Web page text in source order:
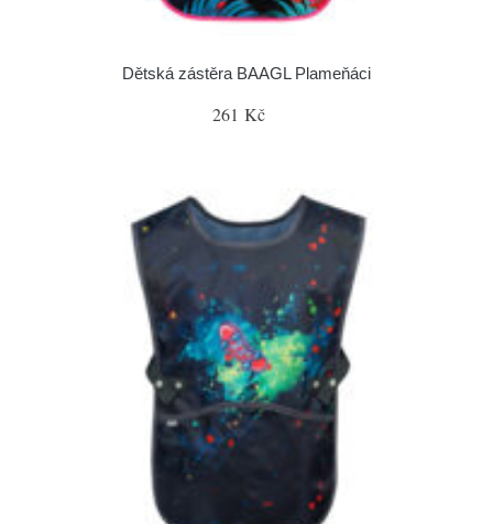
Dětská zástěra BAAGL Plameňáci
261 Kč